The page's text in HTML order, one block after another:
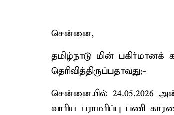
சென்னை,
தமிழ்நாடு மின் பகிர்மானக்
தெரிவித்திருப்பதாவது;-
சென்னையில் 24.05.2026
வாரிய பராமரிப்பு பணி